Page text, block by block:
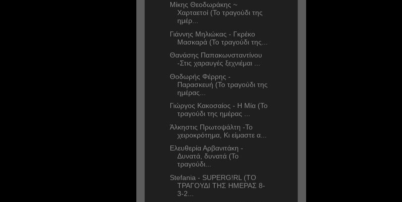
Μίκης Θεοδωράκης ~
Χαρταετοί (Το τραγούδι της
ημέρ...
Γιάννης Μηλιώκας - Γκρέκο
Μασκαρά (Το τραγούδι της...
Θανάσης Παπακωνσταντίνου
-Στις χαραυγές ξεχνιέμαι ...
Θοδωρής Φέρρης -
Παρασκευή (Το τραγούδι της
ημέρας...
Γιώργος Κακοσαίος - Η Μία (Το
τραγούδι της ημέρας ...
Άλκηστις Πρωτοψάλτη -Το
χειροκρότημα, Κι είμαστε α...
Ελευθερία Αρβανιτάκη -
Δυνατά, δυνατά (Το
τραγούδι...
Stefania - SUPERG!RL (ΤΟ
ΤΡΑΓΟΥΔΙ ΤΗΣ ΗΜΕΡΑΣ 8-
3-2...